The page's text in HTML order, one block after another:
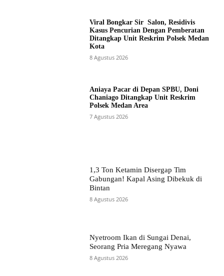
Viral Bongkar Sir Salon, Residivis
Kasus Pencurian Dengan Pemberatan
Ditangkap Unit Reskrim Polsek Medan
Kota
8 Agustus 2026
Aniaya Pacar di Depan SPBU, Doni
Chaniago Ditangkap Unit Reskrim
Polsek Medan Area
7 Agustus 2026
1,3 Ton Ketamin Disergap Tim
Gabungan! Kapal Asing Dibekuk di
Bintan
8 Agustus 2026
Nyetroom Ikan di Sungai Denai,
Seorang Pria Meregang Nyawa
8 Agustus 2026